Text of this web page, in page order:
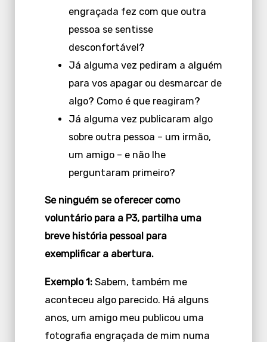
engraçada fez com que outra
pessoa se sentisse
desconfortável?
Já alguma vez pediram a alguém
para vos apagar ou desmarcar de
algo? Como é que reagiram?
Já alguma vez publicaram algo
sobre outra pessoa – um irmão,
um amigo – e não lhe
perguntaram primeiro?
Se ninguém se oferecer como
voluntário para a P3, partilha uma
breve história pessoal para
exemplificar a abertura.
Exemplo 1:Sabem, também me
aconteceu algo parecido. Há alguns
anos, um amigo meu publicou uma
fotografia engraçada de mim numa